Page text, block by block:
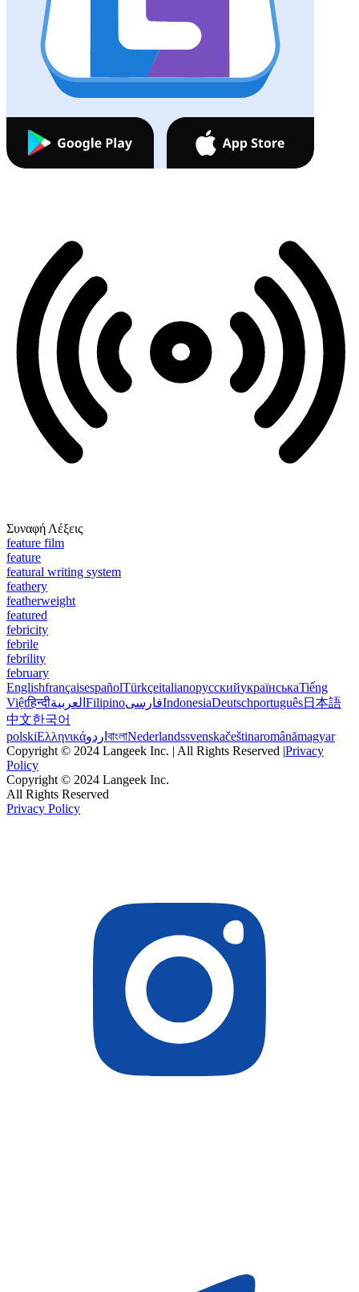
Συναφή Λέξεις
feature film
feature
featural writing system
feathery
featherweight
featured
febricity
febrile
febrility
february
EnglishfrançaisespañolTürkçeitalianoрусскийукраїнськаTiếng
Việtहिन्दीالعربية FilipinoفارسیIndonesiaDeutschportuguês日本語
中文한국어
polskiΕλληνικάاردو বাংলাNederlandssvenskačeštinaromânămagyar
Copyright © 2024 Langeek Inc. | All Rights Reserved |Privacy
Policy
Copyright © 2024 Langeek Inc.
All Rights Reserved
Privacy Policy